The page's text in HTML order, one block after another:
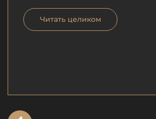
Профессионализм
компании, которые были
грамотно преподнести
Читать целиком